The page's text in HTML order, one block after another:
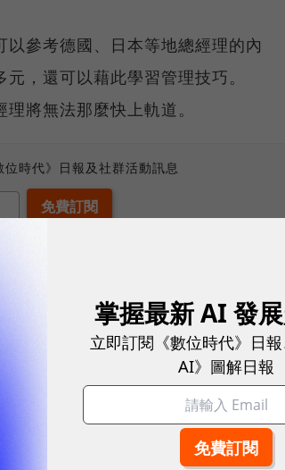
參考德國、日本等地總經理的內
，還可以藉此學習管理技巧。
將無法那麼快上軌道。
時代》日報及社群活動訊息
近百封e-mail瀏覽一遍，選出重要的
幕。
。許朱勝最常瀏覽的網站，新聞媒
掌握最新 AI 發
立即訂閱《數位時代》日
AI》圖解日報